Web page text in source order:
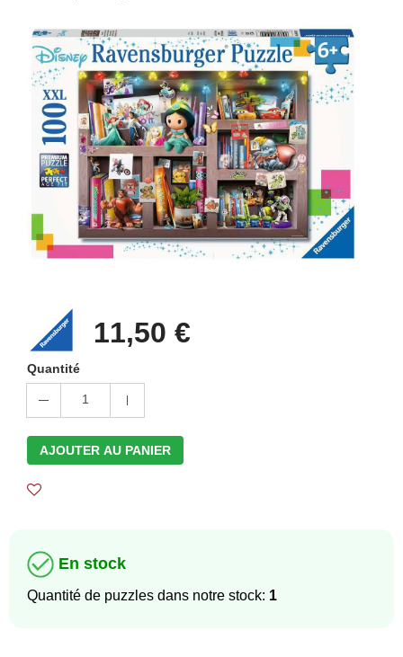
11,50 €
Quantité
1
AJOUTER AU PANIER
En stock
Quantité de puzzles dans notre stock: 1